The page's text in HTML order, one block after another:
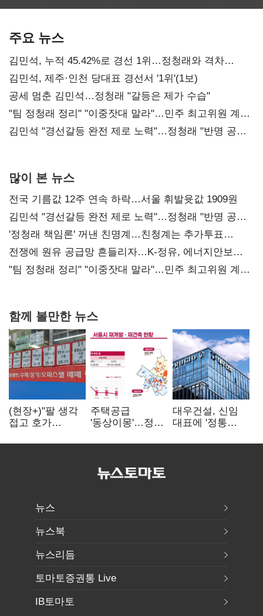
주요 뉴스
김민석, 누적 45.42%로 경선 1위…정청래와 격차
0.86%p(2보)
김민석, 제주·인천 당대표 경선서 '1위'(1보)
공세 멈춘 김민석…정청래 "갈등은 제가 수습"
"팀 정청래 정리" "이중잣대 말라"…민주 최고위원 계파
다툼 격화
김민석 "경선갈등 완전 제로 노력"…정청래 "반명 공세
많이 본 뉴스
전국 기름값 12주 연속 하락…서울 휘발윳값 1909원
김민석 "경선갈등 완전 제로 노력"…정청래 "반명 공세
사과부터"
'정청래 책임론' 꺼낸 친명계…친청계는 추가투표
때리기
전쟁에 원유 공급망 흔들리자…K-정유, 에너지안보
핵심으로 재부상
"팀 정청래 정리" "이중잣대 말라"…민주 최고위원 계파
함께 볼만한 뉴스
(현장+)"팔 생각
접고 호가
똘똘한 한 채'
주택공급
'동상이몽'…정부
없으면 '공수표'
대우건설, 신임
대표에 '정통
부사장 내정
뉴스
뉴스북
뉴스리듬
토마토증권통 Live
IB토마토